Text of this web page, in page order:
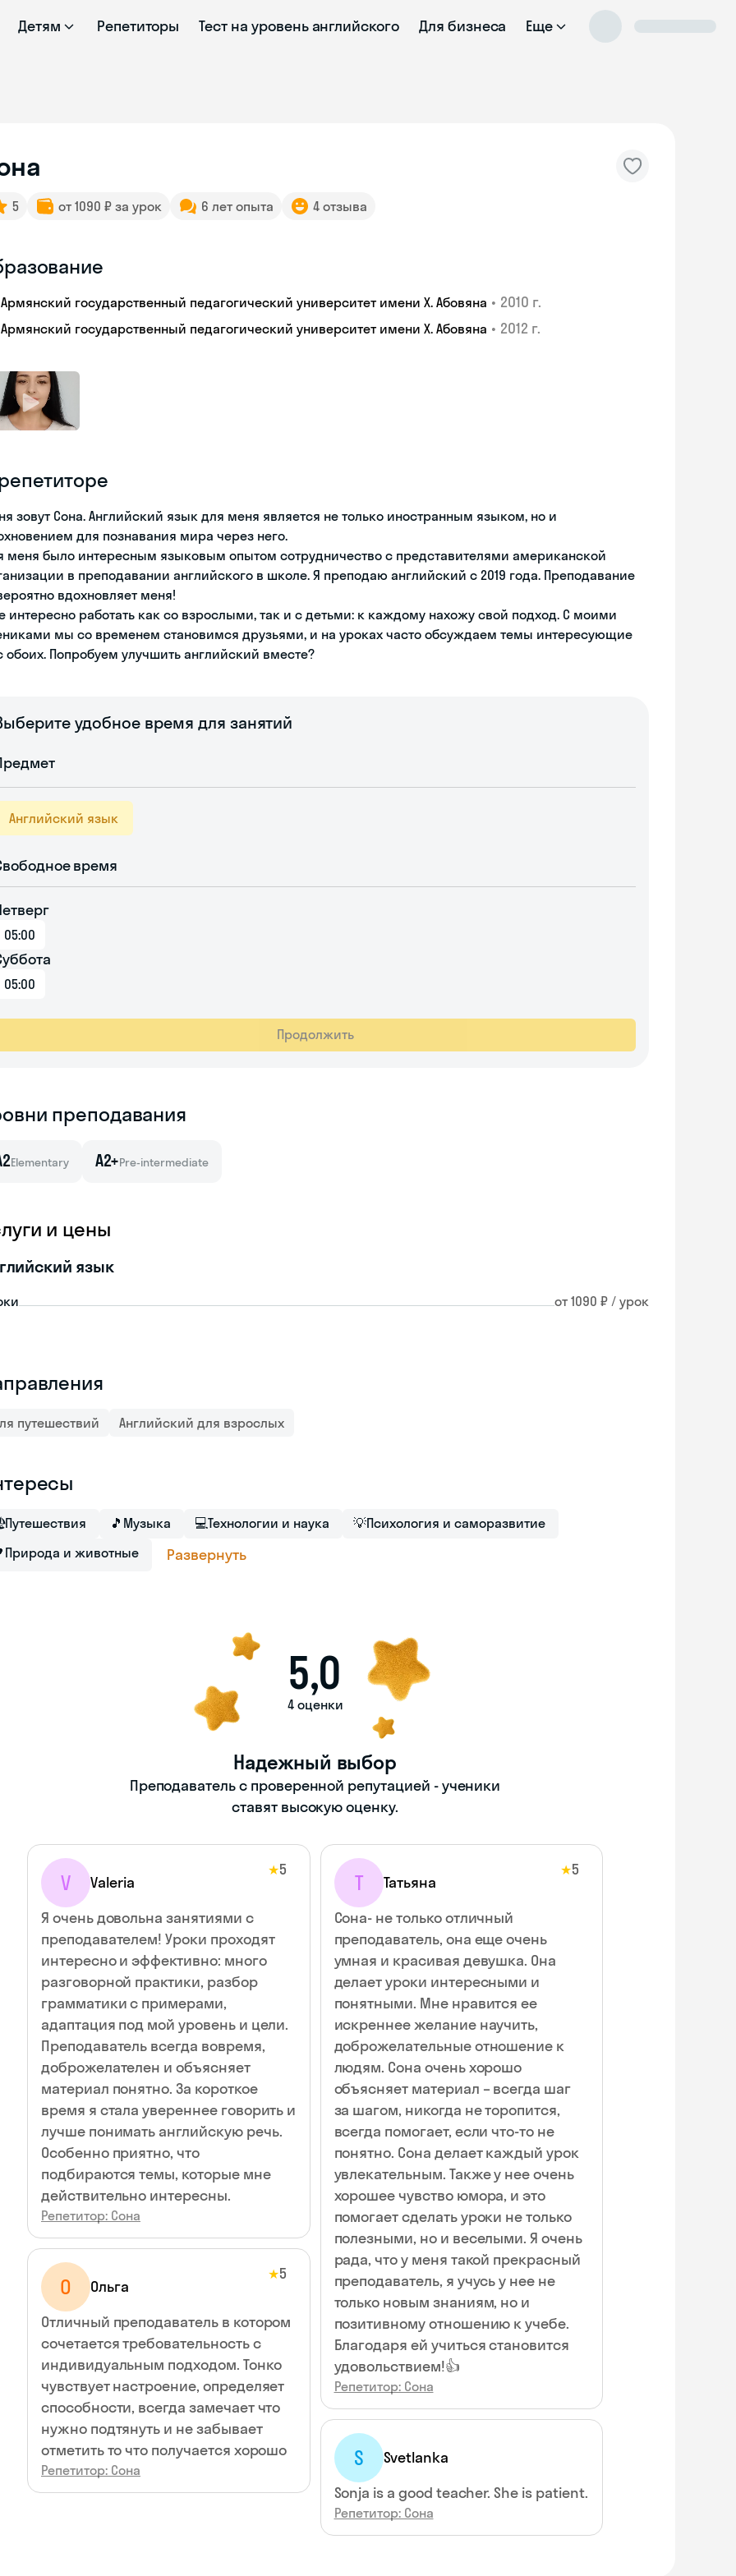
Детям Репетиторы Тест на уровень английского Для бизнеса Еще
5 от 1090 ₽ за урок 6 лет опыта 4 отзыва
Армянский государственный педагогический университет имени Х. Абовяна • 2010 г.
Армянский государственный педагогический университет имени Х. Абовяна • 2012 г.
зовут Сона. Английский язык для меня является не только иностранным языком, но и
для познавания мира через него.
меня было интересным языковым опытом сотрудничество с представителями американской
в преподавании английского в школе. Я преподаю английский с 2019 года. Преподавание
вдохновляет меня!
интересно работать как со взрослыми, так и с детьми: к каждому нахожу свой подход. С моими
мы со временем становимся друзьями, и на уроках часто обсуждаем темы интересующие
обоих. Попробуем улучшить английский вместе?
удобное время для занятий
Английский язык
время
05:00
05:00
Продолжить
преподавания
Elementary A2+Pre-intermediate
и цены
язык
от 1090 ₽ / урок
путешествий Английский для взрослых
Путешествия 🎵 Музыка 💻Технологии и наука 💡Психология и саморазвитие
Природа и животные Развернуть
5,0
4 оценки
Надежный выбор
Преподаватель с проверенной репутацией - ученики
ставят высокую оценку.
V Valeria
★5
Я очень довольна занятиями с
преподавателем! Уроки проходят
интересно и эффективно: много
разговорной практики, разбор
грамматики с примерами,
адаптация под мой уровень и цели.
Преподаватель всегда вовремя,
доброжелателен и объясняет
материал понятно. За короткое
время я стала увереннее говорить и
лучше понимать английскую речь.
Особенно приятно, что
подбираются темы, которые мне
действительно интересны.
Репетитор: Сона
О Ольга
★5
Отличный преподаватель в котором
сочетается требовательность с
индивидуальным подходом. Тонко
чувствует настроение, определяет
способности, всегда замечает что
нужно подтянуть и не забывает
отметить то что получается хорошо
Репетитор: Сона
Т Татьяна
★5
Сона- не только отличный
преподаватель, она еще очень
умная и красивая девушка. Она
делает уроки интересными и
понятными. Мне нравится ее
искреннее желание научить,
доброжелательные отношение к
людям. Сона очень хорошо
объясняет материал – всегда шаг
за шагом, никогда не торопится,
всегда помогает, если что-то не
понятно. Сона делает каждый урок
увлекательным. Также у нее очень
хорошее чувство юмора, и это
помогает сделать уроки не только
полезными, но и веселыми. Я очень
рада, что у меня такой прекрасный
преподаватель, я учусь у нее не
только новым знаниям, но и
позитивному отношению к учебе.
Благодаря ей учиться становится
удовольствием!👍
Репетитор: Сона
S
Svetlanka
Sonja is a good teacher. She is patient.
Репетитор: Сона